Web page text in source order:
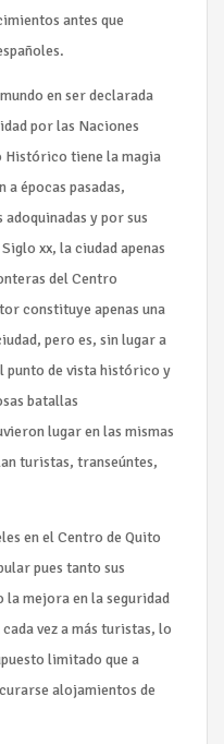
antes que
en ser declarada
por las Naciones
Histórico tiene la magia
épocas pasadas,
y por sus
xx, la ciudad apenas
del Centro
constituye apenas una
pero es, sin lugar a
punto de vista histórico y
batallas
lugar en las mismas
turistas, transeúntes,
en el Centro de Quito
pues tanto sus
mejora en la seguridad
vez a más turistas, lo
limitado que a
alojamientos de